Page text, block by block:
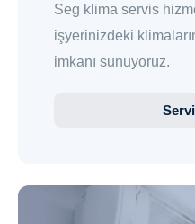
Seg klima servis
işyerinizdeki
imkanı sunuyoruz.